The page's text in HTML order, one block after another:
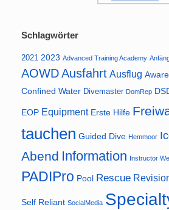
Schlagwörter
2021 2023 Advanced Training Academy
AOWDAusfahrt Ausflug Aware
Confined Water Divemaster DomRep
EOP Equipment Erste Hilfe
tauchen Guided Dive Hemmoor
Abend Information Instructor
PADIPro Pool Rescue
Self Reliant SocialMedia